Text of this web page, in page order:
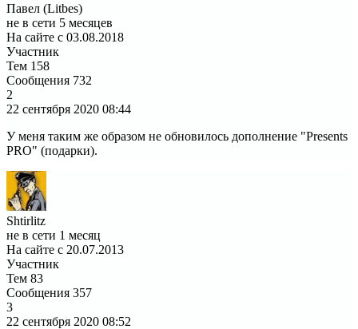
Павел (Litbes)
не в сети 5 месяцев
На сайте с 03.08.2018
Участник
Тем 158
Сообщения 732
2
22 сентября 2020 08:44
У меня таким же образом не обновилось дополнение "Presents
PRO" (подарки).
Shtirlitz
не в сети 1 месяц
На сайте с 20.07.2013
Участник
Тем 83
Сообщения 357
3
22 сентября 2020 08:52